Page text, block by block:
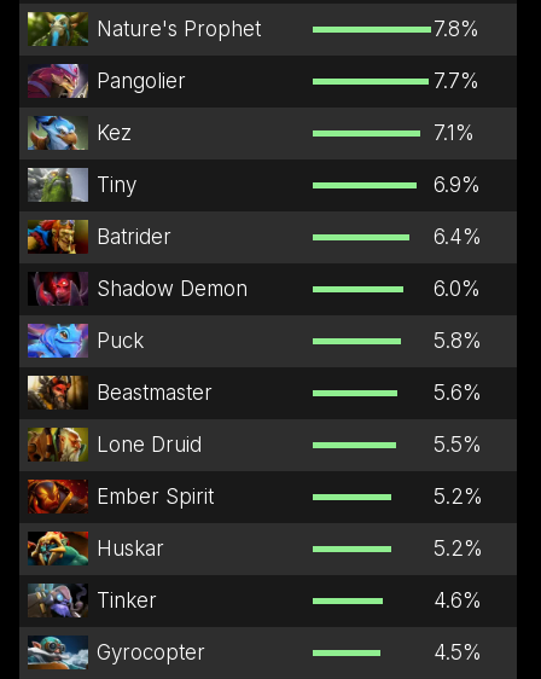
Nature's Prophet 7.8%
Pangolier 7.7%
Kez 7.1%
Tiny 6.9%
Batrider 6.4%
Shadow Demon 6.0%
Puck 5.8%
Beastmaster 5.6%
Lone Druid 5.5%
Ember Spirit 5.2%
Huskar 5.2%
Tinker 4.6%
Gyrocopter 4.5%